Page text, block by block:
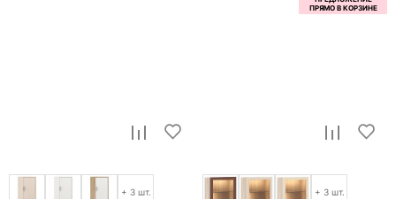
+ 3 шт. + 3 шт.